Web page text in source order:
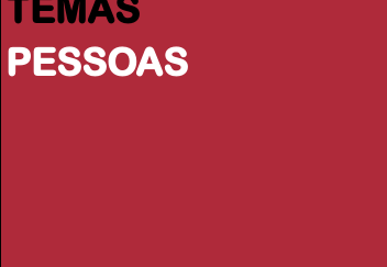
TEMAS
PESSOAS